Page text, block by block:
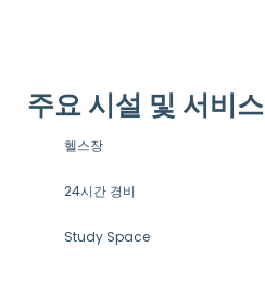
주요 시설 및 서비스
헬스장
24시간 경비
Study Space